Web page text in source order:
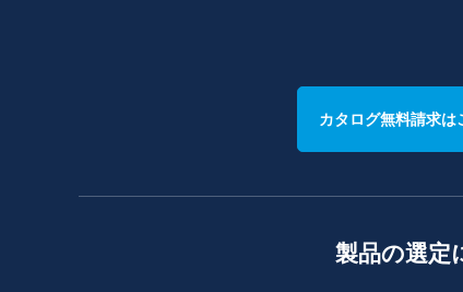
カタログ無料請求は
製品の選定